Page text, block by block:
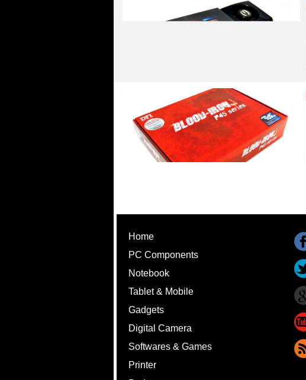
Home
PC Components
Notebook
Tablet & Mobile
Gadgets
Digital Camera
Softwares & Games
Printer